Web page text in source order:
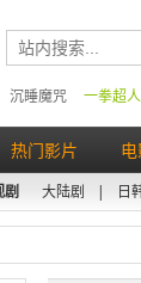
一拳超人
沉睡魔咒
热门影片
剧 大陆剧 | 日